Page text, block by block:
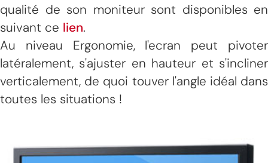
qualité de son moniteur sont disponibles en
suivant ce lien.
Au niveau Ergonomie, l'ecran peut pivoter
latéralement, s'ajuster en hauteur et s'incliner
verticalement, de quoi touver l'angle idéal dans
toutes les situations !